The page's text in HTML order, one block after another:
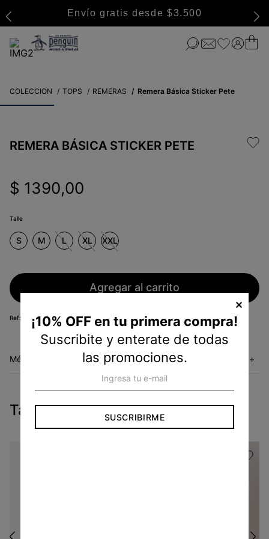
Envío gratis desde $3.500
COLECCION TOPS REMERAS Remera Básica Sticker Pete
REMERA BÁSICA STICKER PETE
$ 1390,00
Talle
S M L XL XXL
Agregar al carrito
KB20013070
Métodos de envío +
Tambien te pueden interesar
¡10% OFF en tu primera compra!
Suscribite y enterate de todas
las promociones.
SUSCRIBIRME
✕